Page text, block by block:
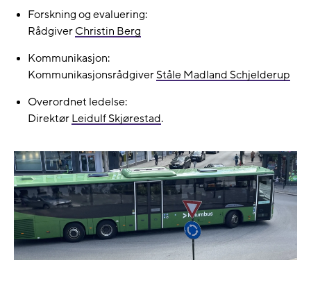
Forskning og evaluering:
Rådgiver Christin Berg
Kommunikasjon:
Kommunikasjonsrådgiver Ståle Madland Schjelderup
Overordnet ledelse:
Direktør Leidulf Skjørestad.